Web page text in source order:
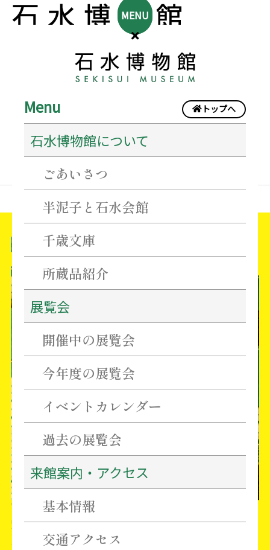
MENU
トップへ
Menu
石水博物館について
ごあいさつ
半泥子と石水会館
千歳文庫
所蔵品紹介
展覧会
開催中の展覧会
今年度の展覧会
イベントカレンダー
過去の展覧会
来館案内・アクセス
基本情報
交通アクセス
石水博物館
展〉